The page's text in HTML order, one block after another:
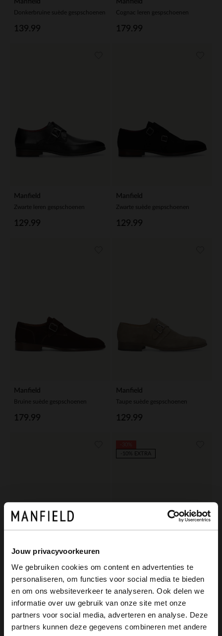
Jouw privacyvoorkeuren
We gebruiken cookies om content en advertenties te
personaliseren, om functies voor social media te bieden
en om ons websiteverkeer te analyseren. Ook delen we
informatie over uw gebruik van onze site met onze
partners voor social media, adverteren en analyse. Deze
partners kunnen deze gegevens combineren met andere
Manfield
Donkerbruine suède gespschoenen
139.99
Manfield
Cognac leren gespschoenen
179.99
Manfield
Zwarte leren gespschoenen
129.99
Manfield
Zwarte suède gespschoenen
129.99
Manfield
Bruine suède gespschoenen
179.99
Manfield
Taupe suède gespschoenen
129.99
139.99
Bruine leren gespschoenen
129.99
90.99
-10% EXTRA
×
View this website in English?
It looks like your language isn't Dutch. Would
you like to switch to English?